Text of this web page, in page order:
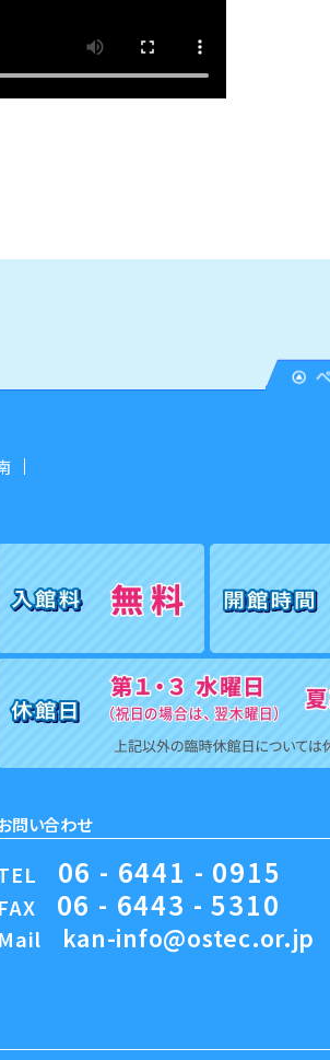
問い合わせ
06 - 6441 - 0915
FAX 06 - 6443 - 5310
Mail kan-info@ostec.or.jp